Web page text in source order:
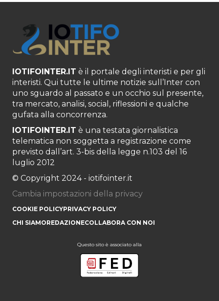
IOTIFOINTER.IT è il portale degli interisti e per gli
interisti. Qui tutte le ultime notizie sull’Inter con
uno sguardo al passato e un occhio sul presente,
tra mercato, analisi, social, riflessioni e qualche
gufata alla concorrenza.
IOTIFOINTER.IT è una testata giornalistica
telematica non soggetta a registrazione come
previsto dall’art. 3-bis della legge n.103 del 16
luglio 2012
© Copyright 2024 - iotifointer.it
Cambia impostazioni della privacy
COOKIE POLICYPRIVACY POLICY
CHI SIAMOREDAZIONECOLLABORA CON NOI
Questo sito è associato alla